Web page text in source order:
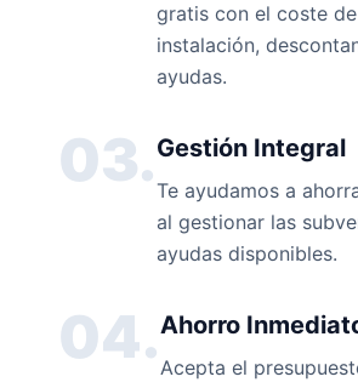
gratis con el coste
instalación,
ayudas.
03.Gestión Integral
Te ayudamos a
al gestionar las
ayudas disponibles.
04.Ahorro
Acepta el